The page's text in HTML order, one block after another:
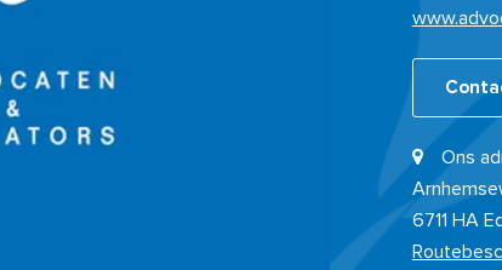
Ons
6711 HA